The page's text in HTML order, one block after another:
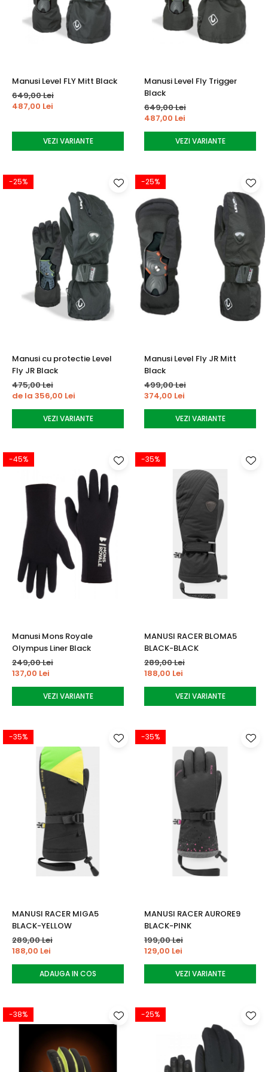
Manusi Level FLY Mitt Black
649,00 Lei
487,00 Lei
VEZI VARIANTE
Manusi Level Fly Trigger
Black
649,00 Lei
487,00 Lei
VEZI VARIANTE
-25%
Manusi cu protectie Level
Fly JR Black
475,00 Lei
de la 356,00 Lei
VEZI VARIANTE
-25%
Manusi Level Fly JR Mitt
Black
499,00 Lei
374,00 Lei
VEZI VARIANTE
-45%
Manusi Mons Royale
Olympus Liner Black
249,00 Lei
137,00 Lei
VEZI VARIANTE
-35%
MANUSI RACER BLOMA5
BLACK-BLACK
289,00 Lei
188,00 Lei
VEZI VARIANTE
-35%
MANUSI RACER MIGA5
BLACK-YELLOW
289,00 Lei
188,00 Lei
ADAUGA IN COS
-35%
MANUSI RACER AURORE9
BLACK-PINK
199,00 Lei
129,00 Lei
VEZI VARIANTE
-38% -25%